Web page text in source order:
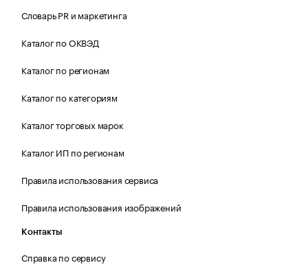
Словарь PR и маркетинга
Каталог по ОКВЭД
Каталог по регионам
Каталог по категориям
Каталог торговых марок
Каталог ИП по регионам
Правила использования сервиса
Правила использования изображений
Контакты
Справка по сервису